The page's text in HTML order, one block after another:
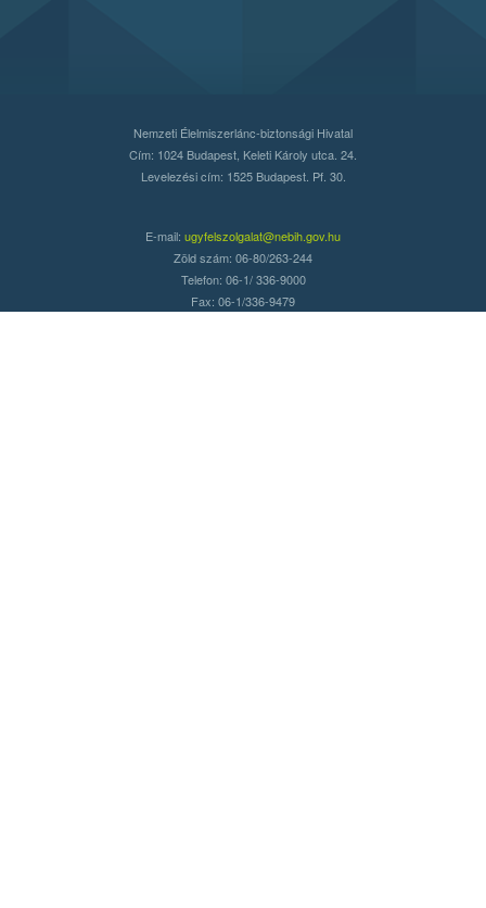
Nemzeti Élelmiszerlánc-biztonsági Hivatal
Cím: 1024 Budapest, Keleti Károly utca. 24.
Levelezési cím: 1525 Budapest. Pf. 30.
E-mail: ugyfelszolgalat@nebih.gov.hu
Zöld szám: 06-80/263-244
Telefon: 06-1/ 336-9000
Fax: 06-1/336-9479